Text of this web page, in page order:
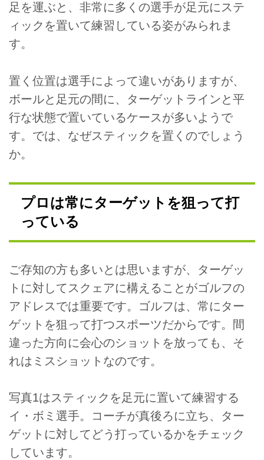
足を運ぶと、非常に多くの選手が足元にステ
ィックを置いて練習している姿がみられま
す。
置く位置は選手によって違いがありますが、
ボールと足元の間に、ターゲットラインと平
行な状態で置いているケースが多いようで
す。では、なぜスティックを置くのでしょう
か。
プロは常にターゲットを狙って打
っている
ご存知の方も多いとは思いますが、ターゲッ
トに対してスクェアに構えることがゴルフの
アドレスでは重要です。ゴルフは、常にター
ゲットを狙って打つスポーツだからです。間
違った方向に会心のショットを放っても、そ
れはミスショットなのです。
写真1はスティックを足元に置いて練習する
イ・ボミ選手。コーチが真後ろに立ち、ター
ゲットに対してどう打っているかをチェック
しています。